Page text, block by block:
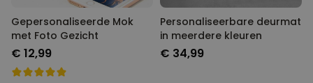
Gepersonaliseerde Mok
met Foto Gezicht
€ 12,99
Personaliseerbare deurmat
in meerdere kleuren
€ 34,99